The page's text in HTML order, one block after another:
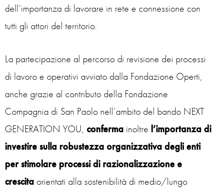
dell’importanza di lavorare in rete e connessione con
tutti gli attori del territorio.
La partecipazione al percorso di revisione dei processi
di lavoro e operativi avviato dalla Fondazione Operti,
anche grazie al contributo della Fondazione
Compagnia di San Paolo nell’ambito del bando NEXT
GENERATION YOU, conferma inoltre l’importanzadi
investire sulla robustezza organizzativa degli enti
per stimolare processi di razionalizzazione e
crescita orientati alla sostenibilità di medio/lungo